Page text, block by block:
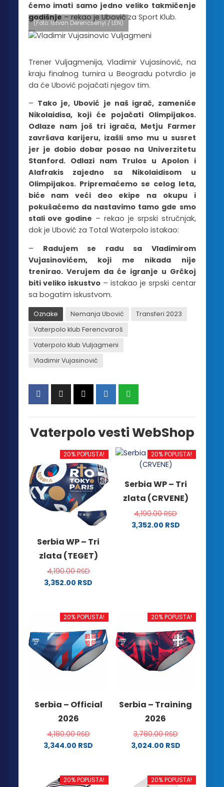
ćemo imati samo jedno veliko takmičenje
godišnje– rekao je Ubović za Sport Klub.
(Foto: Istvan Derencsenyi / LEN)
Trener Vuljagmenija, Vladimir Vujasinović, na
kraju finalnog turnira u Beogradu potvrdio je
da će Ubović pojačati njegov tim.
– Tako je, Ubović je naš igrač, zameniće
Nikolaidisa, koji će pojačati Olimpijakos.
Odlaze nam još tri igrača, Metju Farmer
završava karijeru, izašli smo mu u susret
jer je dobio dobar posao na Univerzitetu
Stanford. Odlazi nam Trulos u Apolon i
Alafrakis zajedno sa Nikolaidisom u
Olimpijakos. Pripremaćemo se celog leta,
biće nam veći deo ekipe na okupu i
pokušaćemo da nastavimo tamo gde smo
stali ove godine – rekao je srpski stručnjak,
dok je Ubović za Total Waterpolo istakao:
– Radujem se radu sa Vladimirom
Vujasinovićem, koji me nikada nije
trenirao. Verujem da će igranje u Grčkoj
biti veliko iskustvo– istakao je srpski centar
sa bogatim iskustvom.
Oznake Nemanja Ubović
Transferi 2023
Vaterpolo klub Ferencvaroš
Vaterpolo klub Vuljagmeni
Vladimir Vujasinović
Vaterpolo vesti WebShop
20% POPUSTA!
Serbia WP – Tri
zlata (TEGET)
4,190.00RSD
3,352.00 RSD
ima
varijanti.
Opcije
mogu
biti
stranici
proizvoda.
20% POPUSTA!
Serbia WP – Tri
zlata (CRVENE)
4,190.00RSD
3,352.00 RSD
biti
izabrane
na
stranici
proizvoda.
20% POPUSTA!
Serbia – Official
2026
4,180.00RSD
3,344.00 RSD
ima
20% POPUSTA!
Serbia – Training
2026
3,780.00RSD
3,024.00 RSD
ima
20% POPUSTA! 20% POPUSTA!